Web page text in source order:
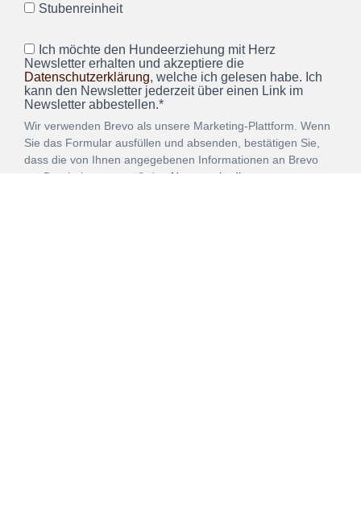
Stubenreinheit
Ich möchte den Hundeerziehung mit Herz
Newsletter erhalten und akzeptiere die
Datenschutzerklärung, welche ich gelesen habe. Ich
kann den Newsletter jederzeit über einen Link im
Newsletter abbestellen.*
Wir verwenden Brevo als unsere Marketing-Plattform. Wenn
Sie das Formular ausfüllen und absenden, bestätigen Sie,
dass die von Ihnen angegebenen Informationen an Brevo
zur Bearbeitung gemäß den Nutzungsbedingungen